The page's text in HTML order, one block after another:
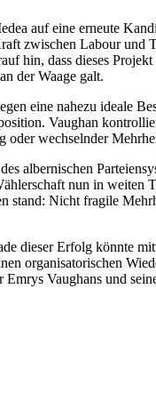
auf eine erneute
zwischen Labour und
hin, dass dieses
der Waage galt.
eine nahezu ideale
Vaughan
wechselnder
albernischen
nun in
Nicht fragile
dieser Erfolg könnte
organisatorischen
Vaughans und